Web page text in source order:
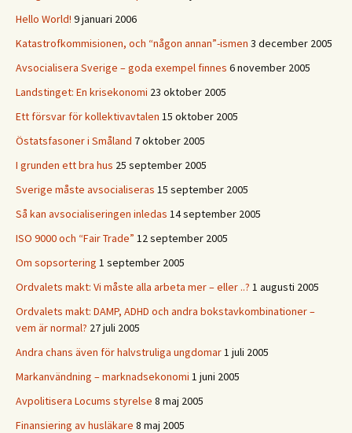
Hello World! 9 januari 2006
Katastrofkommisionen, och “någon annan”-ismen 3 december 2005
Avsocialisera Sverige – goda exempel finnes 6 november 2005
Landstinget: En krisekonomi 23 oktober 2005
Ett försvar för kollektivavtalen 15 oktober 2005
Östatsfasoner i Småland 7 oktober 2005
I grunden ett bra hus 25 september 2005
Sverige måste avsocialiseras 15 september 2005
Så kan avsocialiseringen inledas 14 september 2005
ISO 9000 och “Fair Trade” 12 september 2005
Om sopsortering 1 september 2005
Ordvalets makt: Vi måste alla arbeta mer – eller ..? 1 augusti 2005
Ordvalets makt: DAMP, ADHD och andra bokstavkombinationer –
vem är normal? 27 juli 2005
Andra chans även för halvstruliga ungdomar1 juli 2005
Markanvändning – marknadsekonomi 1 juni 2005
Avpolitisera Locums styrelse 8 maj 2005
Finansiering av husläkare 8 maj 2005